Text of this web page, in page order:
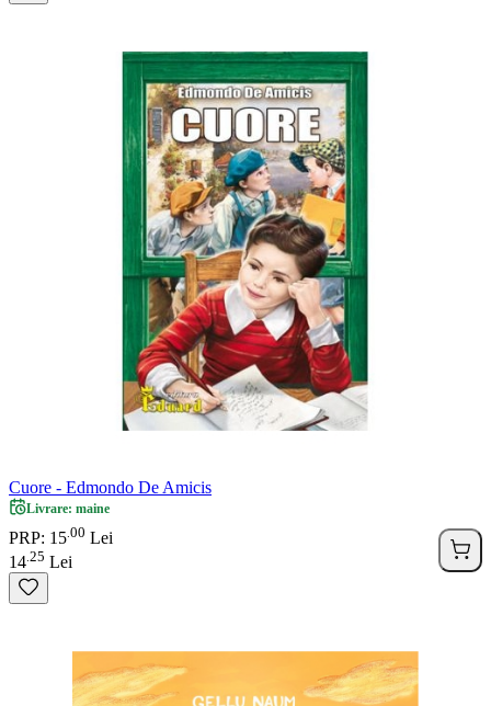
Cuore - Edmondo De Amicis
Livrare: maine
PRP: 15 00 Lei
14 25 Lei